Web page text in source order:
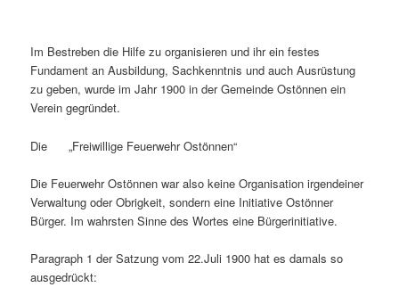
Im Bestreben die Hilfe zu organisieren und ihr ein festes
Fundament an Ausbildung, Sachkenntnis und auch Ausrüstung
zu geben, wurde im Jahr 1900 in der Gemeinde Ostönnen ein
Verein gegründet.
Die „Freiwillige Feuerwehr Ostönnen“
Die Feuerwehr Ostönnen war also keine Organisation irgendeiner
Verwaltung oder Obrigkeit, sondern eine Initiative Ostönner
Bürger. Im wahrsten Sinne des Wortes eine Bürgerinitiative.
Paragraph 1 der Satzung vom 22.Juli 1900 hat es damals so
ausgedrückt: